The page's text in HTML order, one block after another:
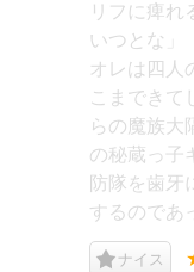
リフに痺れ
いつとな」
オレは四人
こまできて
らの魔族大
の秘蔵っ子
防隊を歯牙
するのであ
ナイス